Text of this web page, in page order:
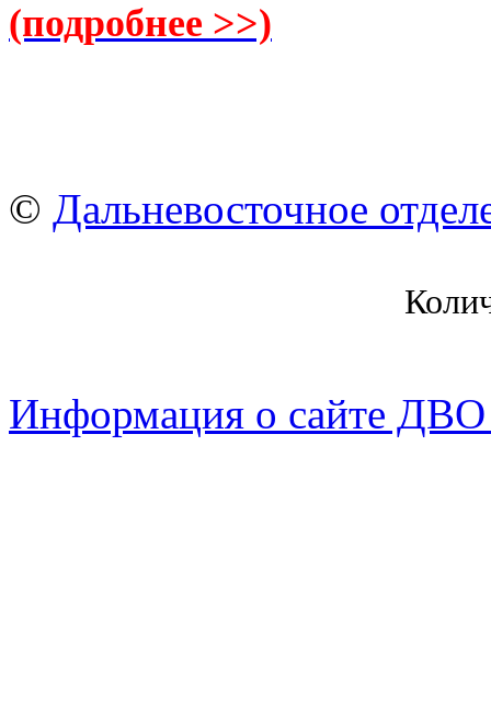
(подробнее >>)
© Дальневосточное
Информация о сайте